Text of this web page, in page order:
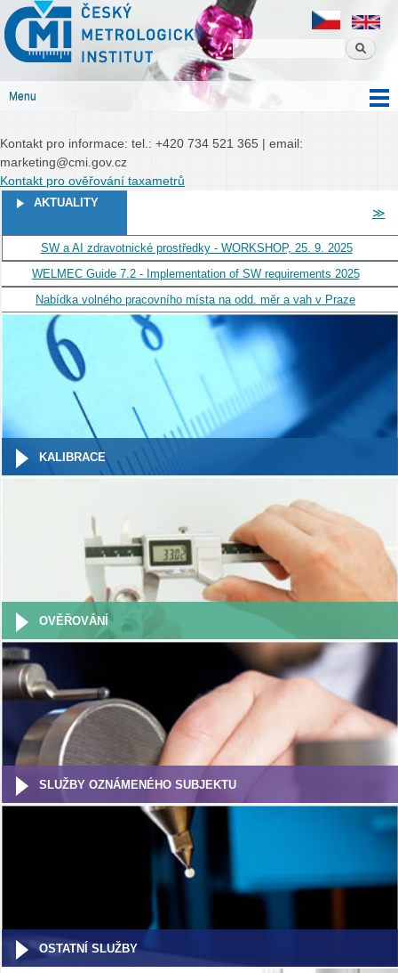
obsahu
Český metrologický institut
Český
metrologický
institut
Menu
Kontakt pro informace: tel.: +420 734 521 365 | email:
marketing@cmi.gov.cz
Kontakt pro ověřování taxametrů
AKTUALITY
SW a AI zdravotnické prostředky - WORKSHOP, 25. 9. 2025
WELMEC Guide 7.2 - Implementation of SW requirements 2025
Nabídka volného pracovního místa na odd. měr a vah v Praze
STRÁNKY
≫
KALIBRACE
OVĚŘOVÁNÍ
SLUŽBY OZNÁMENÉHO SUBJEKTU
OSTATNÍ SLUŽBY